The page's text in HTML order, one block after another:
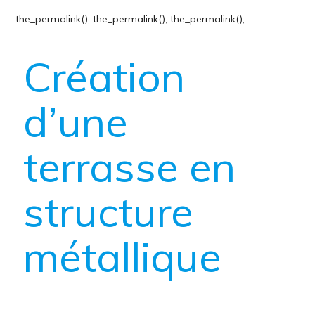
the_permalink();
Création
d’une
terrasse en
structure
métallique
the_permalink();the_permalink();